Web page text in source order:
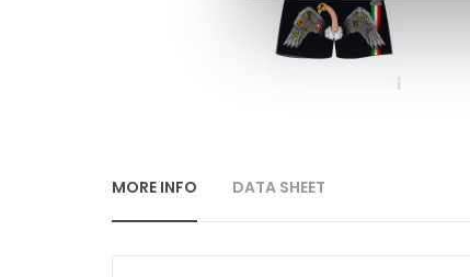
MORE INFO DATA SHEET